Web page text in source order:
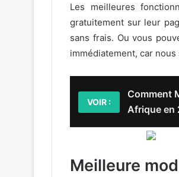
Les meilleures
gratuitement sur leur
sans frais. Ou vous
immédiatement, car
Comment
Afrique en
VOIR :
Meilleure